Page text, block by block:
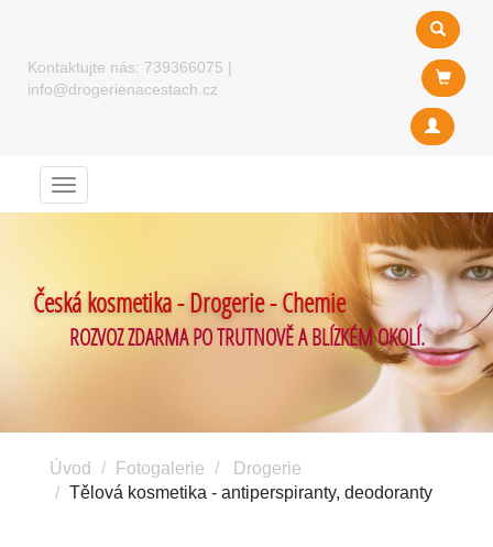
Kontaktujte nás: 739366075 |
info@drogerienacestach.cz
Menu
Česká kosmetika - Drogerie - Chemie
ROZVOZ ZDARMA PO TRUTNOVĚ A BLÍZKÉM OKOLÍ.
Úvod Fotogalerie
Drogerie
Tělová kosmetika - antiperspiranty, deodoranty